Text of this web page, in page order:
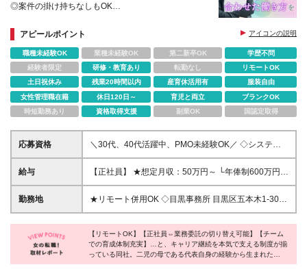
◎案件の掛け持ちなしもOK
PMO未経験の方も大歓迎
◎代表は二児の母！家庭との両立に理解あり
アピールポイント アイコンの説明
職種未経験OK 業種未経験OK 第二新卒OK
学歴不問
経験者限定
研修・教育あり 転勤なし
リモートOK
土日祝休み
残業20時間以内 産育休活用有
服装自由
女性管理職在籍
休日120日～ 育児と両立
ブランクOK
時短勤務あり
資格取得支援 副業OK 国認定取得
応募資格
＼30代、40代活躍中、PMO未経験OK／ ◇システム
開発プロジェクトに参画した経験をお持ちの方 ◇学
歴不問 ※システム開発のプロジェクト管理・推進管理
がポイント／ 今回重視するのはプロジェクト管理経
験ではなく、 エンジニアとして培ってきたIT知識・業
う意欲！ 「開発だけでなく、もっと上流から課題解
決に関わりたい」 「エンジニア経験を活かして、別
のフィールドで成長したい」 そんな想いをお持ちの
給与
【正社員】 ★想定月収：50万円～ └年俸制600万円～
（※月1/12を支給） みなし残業代（月20時間分：
67,000円）を含む。超過分別途支給。 ※試用期間3～
支給。 └試用期間終了後、上記の年俸制へ移行する。
その他、待遇の差異はありません。 【契約社員】 ★
想定月収：40万円～ └年俸制480万円～（※月1/12を
勤務地
★リモート併用OK ◇目黒事務所 目黒区五本木1-30-
1Soholm2B ※(変更の範囲)上記を除く当社関連勤務地
【リモートOK】【正社員⇔業務委託の切り替え可能】【チーム
での育成体制充実】…と、キャリア継続を本気で支える制度が揃
っている同社。二児の母である代表自身の経験から生まれた
『ONE TEAM』体制は、一人で抱え込まずにそれぞれが助け合い